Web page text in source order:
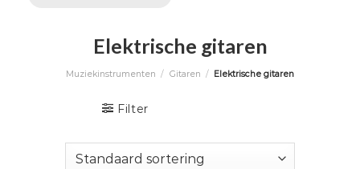
Elektrische gitaren
Muziekinstrumenten / Gitaren / Elektrische gitaren
Filter